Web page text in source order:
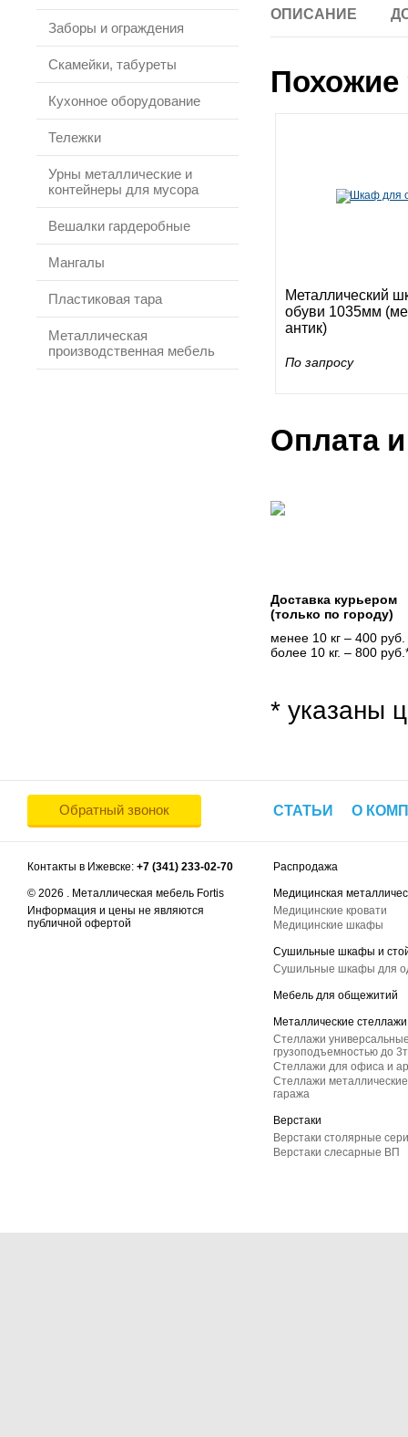
Заборы и ограждения
Скамейки, табуреты
Кухонное оборудование
Тележки
Урны металлические и
контейнеры для мусора
Вешалки гардеробные
Мангалы
Пластиковая тара
Металлическая
производственная мебель
ОПИСАНИЕ
Металлический
обуви 1035мм
антик)
По запросу
Оплата
Доставка курьером
(только по городу)
менее 10 кг – 400 руб.
более 10 кг. – 800
* указаны
Обратный звонок СТАТЬИ О
Контакты в Ижевске: +7 (341) 233-02-70
© 2026 . Металлическая мебель Fortis
Информация и цены не являются
публичной офертой
Распродажа
Медицинская
Медицинские кровати
Медицинские шкафы
Сушильные шкафы и
Сушильные шкафы для
Мебель для общежитий
Металлические стеллажи
Стеллажи
грузоподъемностью до
Стеллажи для офиса и
Стеллажи
гаража
Верстаки
Верстаки столярные
Верстаки слесарные ВП